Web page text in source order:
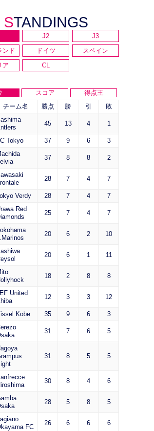
STANDINGS
J2
J3
ンド
ドイツ
スペイン
ア
CL
スコア
得点王
チーム名 勝点 勝 引 敗
45 13 4 1
Tokyo 37 9 6 3
37 8 8 2
28 7 4 7
Verdy 28 7 4 7
Red
25 7 4 7
20 6 2 10
20 6 1 11
18 2 8 8
United
12 3 3 12
Kobe 35 9 6 3
31 7 6 5
31 8 5 5
30 8 4 6
28 5 8 5
FC
26 6 6 6